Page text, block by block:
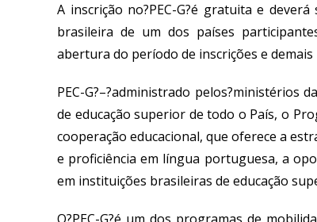
A inscrição no?PEC-G?é gratuita e
brasileira de um dos países
abertura do período de inscrições e
PEC-G?–?administrado pelos?ministérios
de educação superior de todo o País, o
cooperação educacional, que oferece a
e proficiência em língua portuguesa, a
em instituições brasileiras de educação